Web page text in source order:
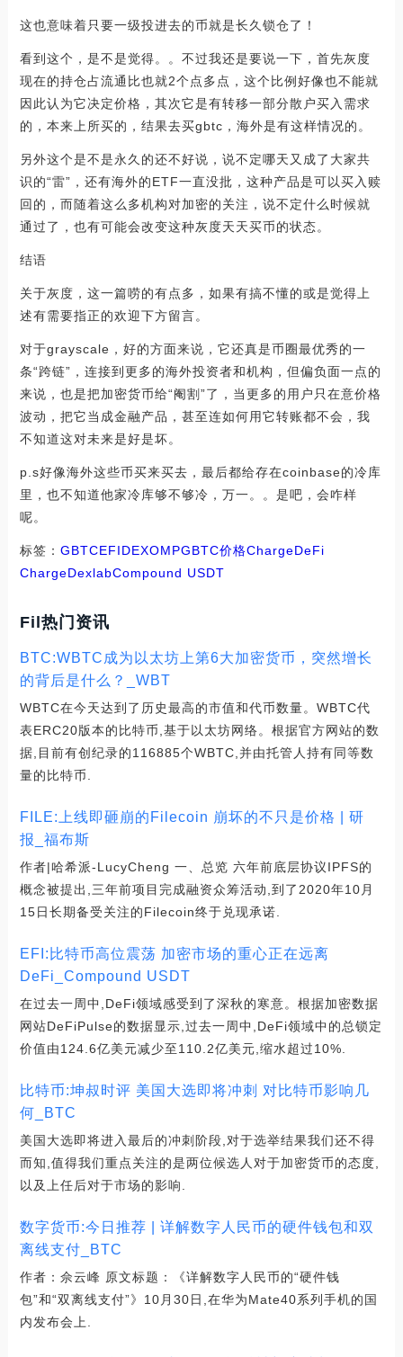
这也意味着只要一级投进去的币就是长久锁仓了！
看到这个，是不是觉得。。不过我还是要说一下，首先灰度
现在的持仓占流通比也就2个点多点，这个比例好像也不能就
因此认为它决定价格，其次它是有转移一部分散户买入需求
的，本来上所买的，结果去买gbtc，海外是有这样情况的。
另外这个是不是永久的还不好说，说不定哪天又成了大家共
识的“雷”，还有海外的ETF一直没批，这种产品是可以买入赎
回的，而随着这么多机构对加密的关注，说不定什么时候就
通过了，也有可能会改变这种灰度天天买币的状态。
结语
关于灰度，这一篇唠的有点多，如果有搞不懂的或是觉得上
述有需要指正的欢迎下方留言。
对于grayscale，好的方面来说，它还真是币圈最优秀的一
条“跨链”，连接到更多的海外投资者和机构，但偏负面一点的
来说，也是把加密货币给“阉割”了，当更多的用户只在意价格
波动，把它当成金融产品，甚至连如何用它转账都不会，我
不知道这对未来是好是坏。
p.s好像海外这些币买来买去，最后都给存在coinbase的冷库
里，也不知道他家冷库够不够冷，万一。。是吧，会咋样
呢。
标签： GBTCEFIDEXOMPGBTC价格ChargeDeFi
ChargeDexlabCompound USDT
Fil热门资讯
BTC:WBTC成为以太坊上第6大加密货币，突然增长
的背后是什么？_WBT
WBTC在今天达到了历史最高的市值和代币数量。WBTC代
表ERC20版本的比特币,基于以太坊网络。根据官方网站的数
据,目前有创纪录的116885个WBTC,并由托管人持有同等数
量的比特币.
FILE:上线即砸崩的Filecoin 崩坏的不只是价格 | 研
报_福布斯
作者|哈希派-LucyCheng 一、总览 六年前底层协议IPFS的
概念被提出,三年前项目完成融资众筹活动,到了2020年10月
15日长期备受关注的Filecoin终于兑现承诺.
EFI:比特币高位震荡 加密市场的重心正在远离
DeFi_Compound USDT
在过去一周中,DeFi领域感受到了深秋的寒意。根据加密数据
网站DeFiPulse的数据显示,过去一周中,DeFi领域中的总锁定
价值由124.6亿美元减少至110.2亿美元,缩水超过10%.
比特币:坤叔时评 美国大选即将冲刺 对比特币影响几
何_BTC
美国大选即将进入最后的冲刺阶段,对于选举结果我们还不得
而知,值得我们重点关注的是两位候选人对于加密货币的态度,
以及上任后对于市场的影响.
数字货币:今日推荐 | 详解数字人民币的硬件钱包和双
离线支付_BTC
作者：佘云峰 原文标题：《详解数字人民币的“硬件钱
包”和“双离线支付”》10月30日,在华为Mate40系列手机的国
内发布会上.